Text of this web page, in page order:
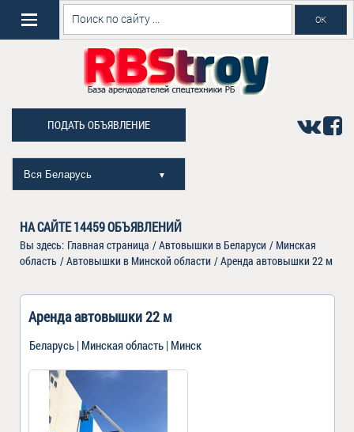
ПОДАТЬ ОБЪЯВЛЕНИЕ
Вся Беларусь ▼
НА САЙТЕ14459ОБЪЯВЛЕНИЙ
Вы здесь: Главная страница /Автовышки в Беларуси / Минская
область /Автовышки в Минской области /Аренда автовышки 22 м
Аренда автовышки 22 м
Беларусь | Минская область | Минск